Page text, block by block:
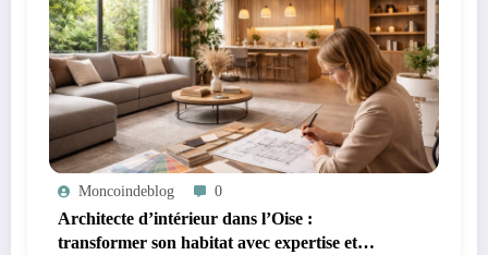
Moncoindeblog 0
Architecte d’intérieur dans l’Oise :
transformer son habitat avec expertise et